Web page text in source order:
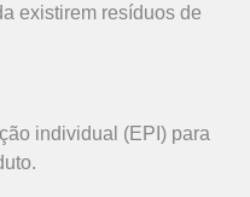
existirem resíduos de
individual (EPI) para